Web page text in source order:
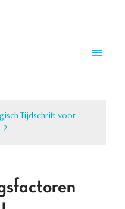
Tijdschrift voor
2